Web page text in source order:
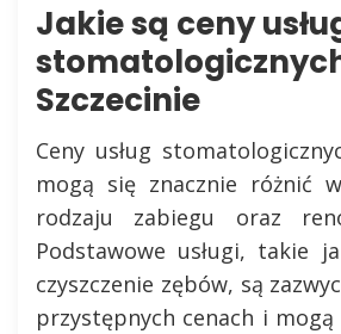
Jakie są ceny
Szczecinie
Ceny usług
mogą się znacznie różnić
rodzaju zabiegu oraz
Podstawowe usługi, takie
czyszczenie zębów, są
przystępnych cenach i